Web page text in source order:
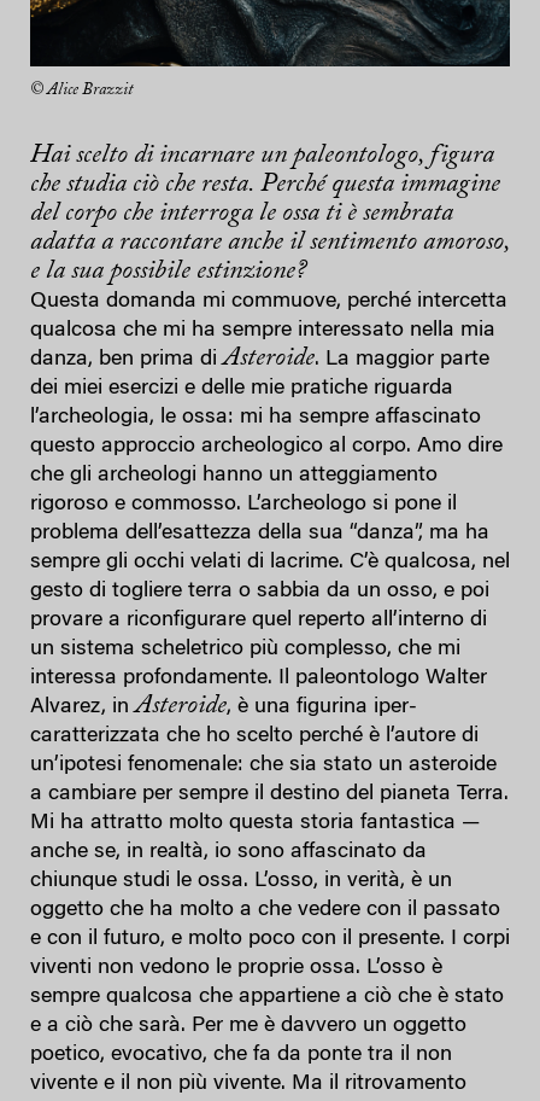
© Alice Brazzit
Hai scelto di incarnare un paleontologo, figura
che studia ciò che resta. Perché questa immagine
del corpo che interroga le ossa ti è sembrata
adatta a raccontare anche il sentimento amoroso,
e la sua possibile estinzione?
Questa domanda mi commuove, perché intercetta
qualcosa che mi ha sempre interessato nella mia
danza, ben prima diAsteroide. La maggior parte
dei miei esercizi e delle mie pratiche riguarda
l’archeologia, le ossa: mi ha sempre affascinato
questo approccio archeologico al corpo. Amo dire
che gli archeologi hanno un atteggiamento
rigoroso e commosso. L’archeologo si pone il
problema dell’esattezza della sua “danza”, ma ha
sempre gli occhi velati di lacrime. C’è qualcosa, nel
gesto di togliere terra o sabbia da un osso, e poi
provare a riconfigurare quel reperto all’interno di
un sistema scheletrico più complesso, che mi
interessa profondamente. Il paleontologo Walter
Alvarez, inAsteroide, è una figurina iper-
caratterizzata che ho scelto perché è l’autore di
un’ipotesi fenomenale: che sia stato un asteroide
a cambiare per sempre il destino del pianeta Terra.
Mi ha attratto molto questa storia fantastica —
anche se, in realtà, io sono affascinato da
chiunque studi le ossa. L’osso, in verità, è un
oggetto che ha molto a che vedere con il passato
e con il futuro, e molto poco con il presente. I corpi
viventi non vedono le proprie ossa. L’osso è
sempre qualcosa che appartiene a ciò che è stato
e a ciò che sarà. Per me è davvero un oggetto
poetico, evocativo, che fa da ponte tra il non
vivente e il non più vivente. Ma il ritrovamento